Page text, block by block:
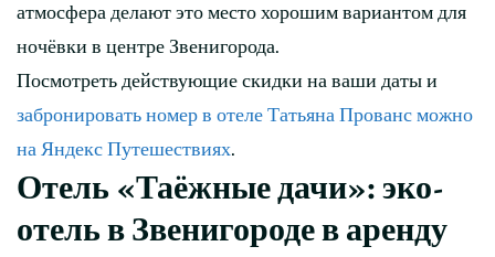
атмосфера делают это место хорошим вариантом для
ночёвки в центре Звенигорода.
Посмотреть действующие скидки на ваши даты и
забронировать номер в отеле Татьяна Прованс можно
на Яндекс Путешествиях.
Отель «Таёжные дачи»: эко-
отель в Звенигороде в аренду